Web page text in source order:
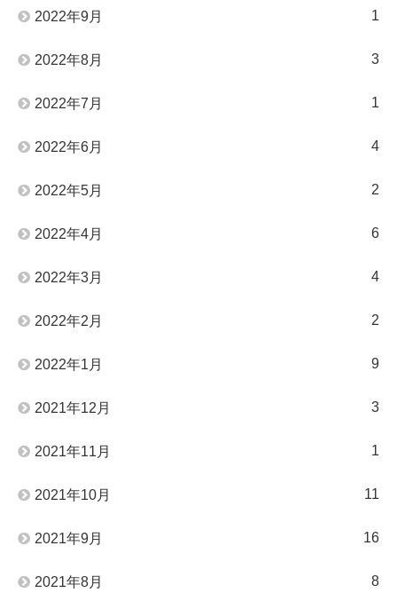
2022年9月 1
2022年8月 3
2022年7月 1
2022年6月 4
2022年5月 2
2022年4月 6
2022年3月 4
2022年2月 2
2022年1月 9
2021年12月 3
2021年11月 1
2021年10月 11
2021年9月 16
2021年8月 8